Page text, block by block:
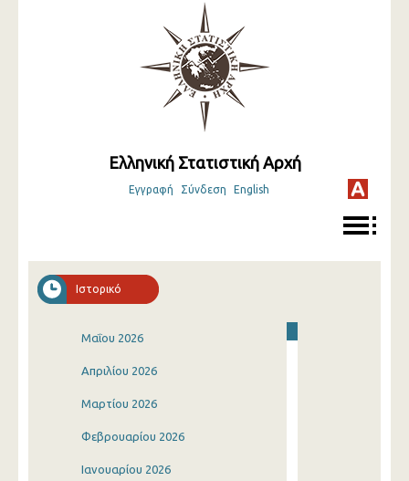
Ελληνική Στατιστική Αρχή
Εγγραφή Σύνδεση English
Ιστορικό
Μαΐου 2026
Απριλίου 2026
Μαρτίου 2026
Φεβρουαρίου 2026
Ιανουαρίου 2026